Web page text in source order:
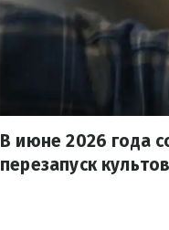
В июне 2026 года
перезапуск